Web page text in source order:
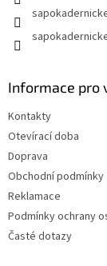
Informace pro
Kontakty
Otevírací doba
Doprava
Obchodní podmínky
Reklamace
Podmínky ochrany
Časté dotazy